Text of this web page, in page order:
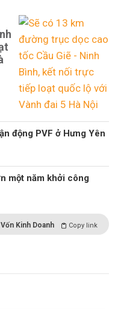
động PVF ở Hưng Yên
một năm khởi công
Kinh Doanh Copy link